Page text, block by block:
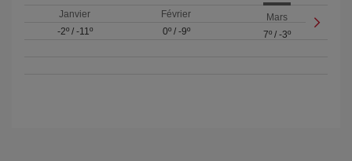
Janvier
-2º/ -11º
Février
0º/ -9º
Mars
7º /-3º